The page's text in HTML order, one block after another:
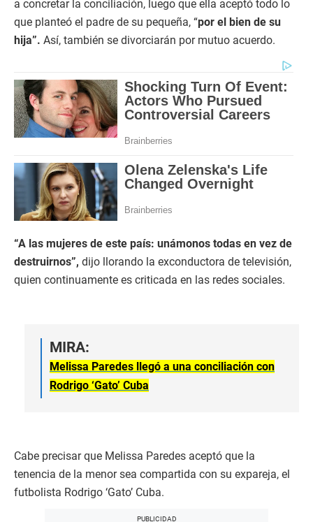
a concretar la conciliación, luego que ella aceptó todo lo
que planteó el padre de su pequeña, “por el bien de su
hija”. Así, también se divorciarán por mutuo acuerdo.
“A las mujeres de este país: unámonos todas en vez de
destruirnos”, dijo llorando la exconductora de televisión,
quien continuamente es criticada en las redes sociales.
MIRA:
Melissa Paredes llegó a una conciliación con
Rodrigo ‘Gato’ Cuba
Cabe precisar que Melissa Paredes aceptó que la
tenencia de la menor sea compartida con su expareja, el
futbolista Rodrigo ‘Gato’ Cuba.